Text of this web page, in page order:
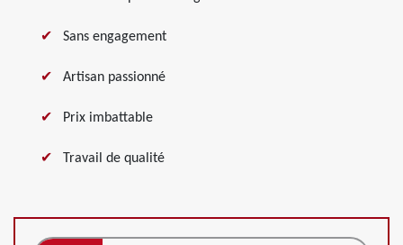
Sans engagement
Artisan passionné
Prix imbattable
Travail de qualité